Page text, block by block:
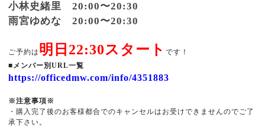
小林史緒里 20:00〜20:30
雨宮ゆめな 20:00〜20:30
ご予約は 明日22:30スタートです！
■メンバー別URL一覧
https://officedmw.com/info/4351883
※注意事項※
・購入完了後のお客様都合でのキャンセルはお受けできませんのでご了
承下さい。